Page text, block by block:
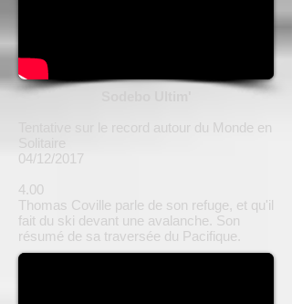
Tentative sur le record autour du Monde en
04/12/2017
4.00
Thomas Coville parle de son refuge, et qu'il
fait du ski devant une avalanche. Son
résumé de sa traversée du Pacifique.